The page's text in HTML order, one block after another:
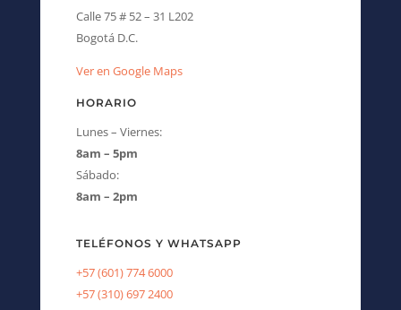
Calle 75 # 52 – 31 L202
Bogotá D.C.
Ver en Google Maps
HORARIO
Lunes – Viernes:
8am – 5pm
Sábado:
8am – 2pm
TELÉFONOS Y WHATSAPP
+57 (601) 774 6000
+57 (310) 697 2400